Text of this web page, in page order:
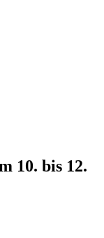
10. bis 12.